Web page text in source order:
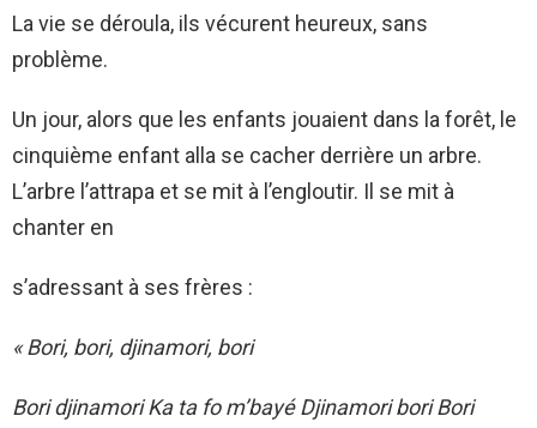
La vie se déroula, ils vécurent heureux, sans
problème.
Un jour, alors que les enfants jouaient dans la forêt, le
cinquième enfant alla se cacher derrière un arbre.
L’arbre l’attrapa et se mit à l’engloutir. Il se mit à
chanter en
s’adressant à ses frères :
« Bori, bori, djinamori, bori
Bori djinamori Ka ta fo m’bayé Djinamori bori Bori